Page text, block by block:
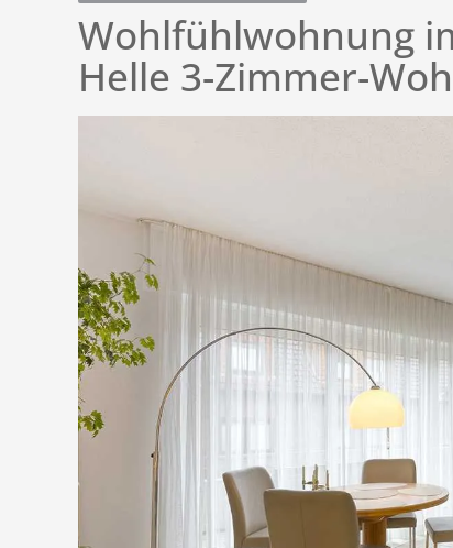
Wohlfühlwohnung
Helle 3-Zimmer-